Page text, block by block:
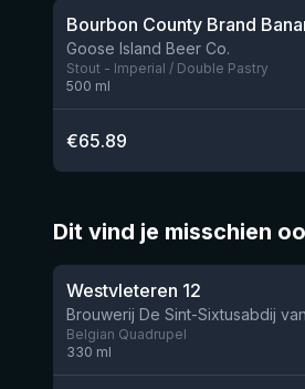
Goose Island Beer Co.
Stout - Imperial / Double Pastry
500 ml
€65.89
Dit vind je misschien
★4.46
Westvleteren 12
Belgian Quadrupel
330 ml